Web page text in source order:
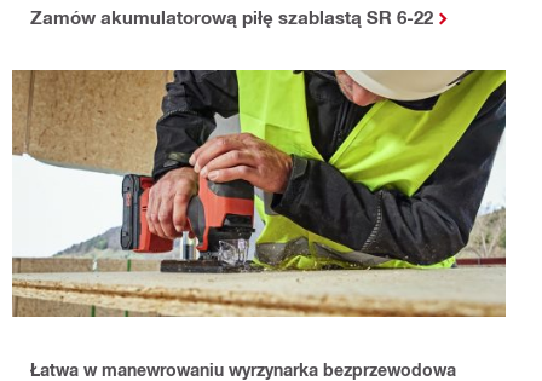
Zamów akumulatorową piłę szablastą SR 6-22
Łatwa w manewrowaniu wyrzynarka bezprzewodowa